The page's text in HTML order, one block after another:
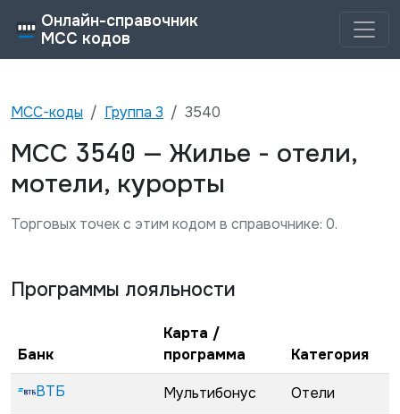
Онлайн-справочник
MCC кодов
MCC-коды Группа 3 3540
MCC 3540 — Жилье - отели,
мотели, курорты
Торговых точек с этим кодом в справочнике: 0.
Программы лояльности
Банк
Карта /
программа
Категория
ВТБ
Мультибонус Отели